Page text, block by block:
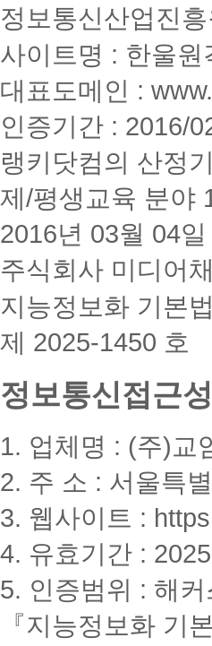
정보통신산업진
사이트명 : 한울원
대표도메인 :
인증기간 : 2016/
랭키닷컴의 산정
제/평생교육 분야
2016년 03월 04일
주식회사 미디어
지능정보화 기본
제 2025-1450 호
정보통신접근
1. 업체명 : (주)교
2. 주 소 : 서울특
3. 웹사이트 :
4. 유효기간 :
5. 인증범위 : 해
『지능정보화 기